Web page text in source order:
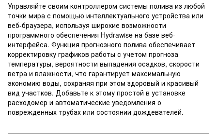
Управляйте своим контроллером системы полива из любой
точки мира с помощью интеллектуального устройства или
веб-браузера, используя широкие возможности
программного обеспечения Hydrawise на базе веб-
интерфейса. Функция прогнозного полива обеспечивает
корректировку графиков работы с учетом прогноза
температуры, вероятности выпадения осадков, скорости
ветра и влажности, что гарантирует максимальную
экономию воды, сохраняя при этом здоровый и красивый
вид участков. Добавьте к этому простой в установке
расходомер и автоматические уведомления о
поврежденных трубах или состоянии дождевателей.